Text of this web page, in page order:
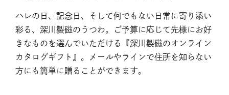
ハレの日、記念日、そして何でもない日常に寄り添い
彩る、深川製磁のうつわ。ご予算に応じて先様にお好
きなものを選んでいただける『深川製磁のオンライン
カタログギフト』。メールやラインで住所を知らない
方にも簡単に贈ることができます。